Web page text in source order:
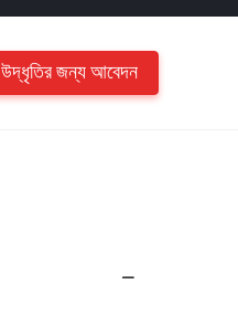
উদ্ধৃতির জন্য আবেদন